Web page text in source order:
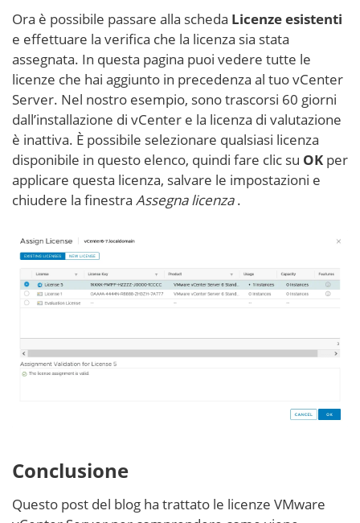
Ora è possibile passare alla scheda Licenze esistenti
e effettuare la verifica che la licenza sia stata
assegnata. In questa pagina puoi vedere tutte le
licenze che hai aggiunto in precedenza al tuo vCenter
Server. Nel nostro esempio, sono trascorsi 60 giorni
dall’installazione di vCenter e la licenza di valutazione
è inattiva. È possibile selezionare qualsiasi licenza
disponibile in questo elenco, quindi fare clic su OK per
applicare questa licenza, salvare le impostazioni e
chiudere la finestra Assegna licenza.
Conclusione
Questo post del blog ha trattato le licenze VMware